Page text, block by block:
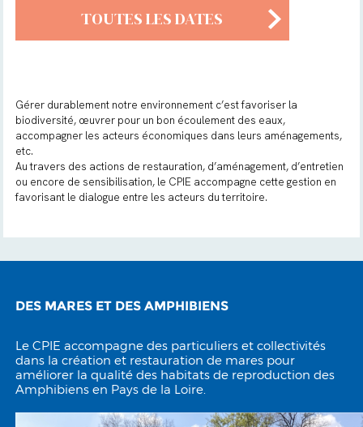
TOUTES LES DATES
Gérer durablement notre environnement c’est favoriser la
biodiversité, œuvrer pour un bon écoulement des eaux,
accompagner les acteurs économiques dans leurs aménagements,
etc.
Au travers des actions de restauration, d’aménagement, d’entretien
ou encore de sensibilisation, le CPIE accompagne cette gestion en
favorisant le dialogue entre les acteurs du territoire.
DES MARES ET DES AMPHIBIENS
Le CPIE accompagne des particuliers et collectivités
dans la création et restauration de mares pour
améliorer la qualité des habitats de reproduction des
Amphibiens en Pays de la Loire.